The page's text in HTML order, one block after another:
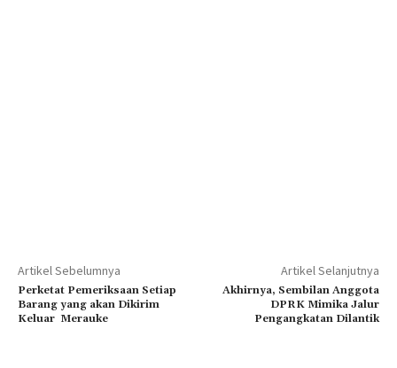
Artikel Sebelumnya
Perketat Pemeriksaan Setiap
Barang yang akan Dikirim
Keluar Merauke
Artikel Selanjutnya
Akhirnya, Sembilan Anggota
DPRK Mimika Jalur
Pengangkatan Dilantik